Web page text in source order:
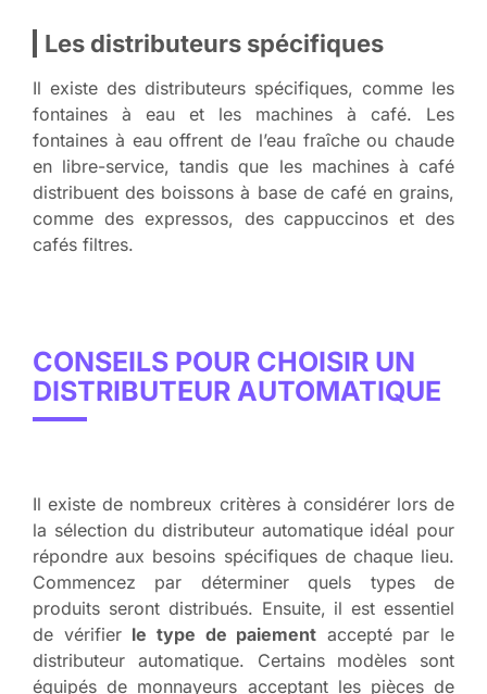
Les distributeurs spécifiques
Il existe des distributeurs spécifiques, comme les
fontaines à eau et les machines à café. Les
fontaines à eau offrent de l’eau fraîche ou chaude
en libre-service, tandis que les machines à café
distribuent des boissons à base de café en grains,
comme des expressos, des cappuccinos et des
cafés filtres.
CONSEILS POUR CHOISIR UN
DISTRIBUTEUR AUTOMATIQUE
Il existe de nombreux critères à considérer lors de
la sélection du distributeur automatique idéal pour
répondre aux besoins spécifiques de chaque lieu.
Commencez par déterminer quels types de
produits seront distribués. Ensuite, il est essentiel
de vérifier le type de paiement accepté par le
distributeur automatique. Certains modèles sont
équipés de monnayeurs acceptant les pièces de